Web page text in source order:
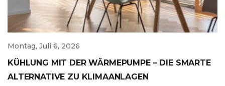
Montag, Juli 6, 2026
KÜHLUNG MIT DER WÄRMEPUMPE – DIE SMARTE
ALTERNATIVE ZU KLIMAANLAGEN